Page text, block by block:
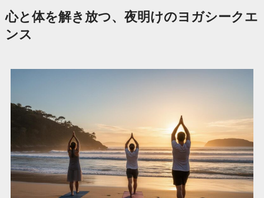
心と体を解き放つ、夜明けのヨガシークエ
ンス